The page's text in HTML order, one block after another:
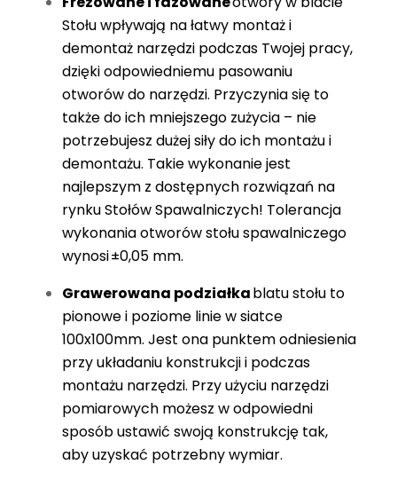
Stołu wpływają na łatwy montaż i
demontaż narzędzi podczas Twojej pracy,
dzięki odpowiedniemu pasowaniu
otworów do narzędzi. Przyczynia się to
także do ich mniejszego zużycia – nie
potrzebujesz dużej siły do ich montażu i
demontażu. Takie wykonanie jest
najlepszym z dostępnych rozwiązań na
rynku Stołów Spawalniczych! Tolerancja
wykonania otworów stołu spawalniczego
wynosi ±0,05 mm.
Grawerowana podziałkablatu stołu to
pionowe i poziome linie w siatce
100x100mm. Jest ona punktem odniesienia
przy układaniu konstrukcji i podczas
montażu narzędzi. Przy użyciu narzędzi
pomiarowych możesz w odpowiedni
sposób ustawić swoją konstrukcję tak,
aby uzyskać potrzebny wymiar.